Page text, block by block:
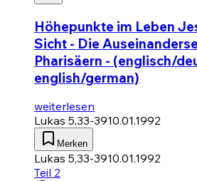
Höhepunkte im Leben
Sicht - Die
Pharisäern - (englisch/
english/german)
weiterlesen
Lukas 5,33-3910.01.1992
Merken
Lukas 5,33-3910.01.1992
Teil 2